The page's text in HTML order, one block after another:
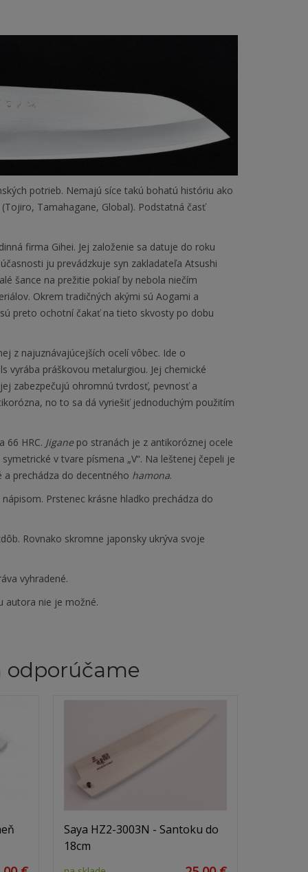
potrieb. Nemajú síce takú bohatú históriu ako
Tamahagane, Global). Podstatná časť
firma Gihei. Jej založenie sa datuje do roku
ju prevádzkuje syn zakladateľa Atsushi
šance na prežitie pokiaľ by nebola niečím
Okrem tradičných akými sú Aogami a
preto ochotní čakať na tieto skvosty po dobu
z najuznávajúcejších ocelí vôbec. Ide o
vyrába práškovou metalurgiou. Jej chemické
zabezpečujú ohromnú tvrdosť, pevnosť a
no to sa dá vyriešiť jednoduchým použitím
66 HRC. Jigane po stranách je z antikoróznej ocele
v tvare písmena „V“. Na leštenej čepeli je
prechádza do decentného hamona.
Prstenec krásne hladko prechádza do
Rovnako skromne japonsky ukrýva svoje
vyhradené.
autora nie je možné.
Saya HZ2-3003N - Santoku do
18cm